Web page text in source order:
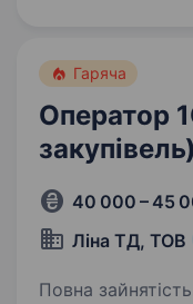
Гаряча
Оператор
закупівель)
40 000 – 45
Ліна ТД, ТОВ
Повна